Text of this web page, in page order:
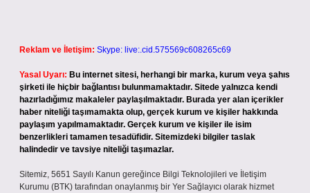
Reklam ve İletişim: Skype: live:.cid.575569c608265c69
Yasal Uyarı: Bu internet sitesi, herhangi bir marka, kurum veya şahıs
şirketi ile hiçbir bağlantısı bulunmamaktadır. Sitede yalnızca kendi
hazırladığımız makaleler paylaşılmaktadır. Burada yer alan içerikler
haber niteliği taşımamakta olup, gerçek kurum ve kişiler hakkında
paylaşım yapılmamaktadır. Gerçek kurum ve kişiler ile isim
benzerlikleri tamamen tesadüfidir. Sitemizdeki bilgiler taslak
halindedir ve tavsiye niteliği taşımazlar.
Sitemiz, 5651 Sayılı Kanun gereğince Bilgi Teknolojileri ve İletişim
Kurumu (BTK) tarafından onaylanmış bir Yer Sağlayıcı olarak hizmet